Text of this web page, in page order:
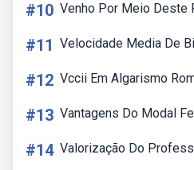
#10 Venho Por Meio Deste
#11 Velocidade Media De
#12 Vccii Em Algarismo
#13 Vantagens Do Modal
#14 Valorização Do